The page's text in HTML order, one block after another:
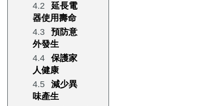
延長電
器使用壽命
預防意
外發生
保護家
人健康
減少異
味產生